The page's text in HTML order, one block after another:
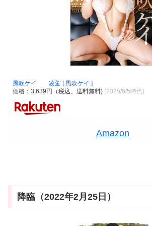
風吹ケイ 凌駕 [ 風吹ケイ ]
価格：3,639円（税込、送料無料) (2025/6/5時点)
Amazon
降臨（2022年2月25日）